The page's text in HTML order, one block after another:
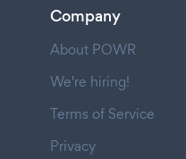
Company
About POWR
We're hiring!
Terms of Service
Privacy